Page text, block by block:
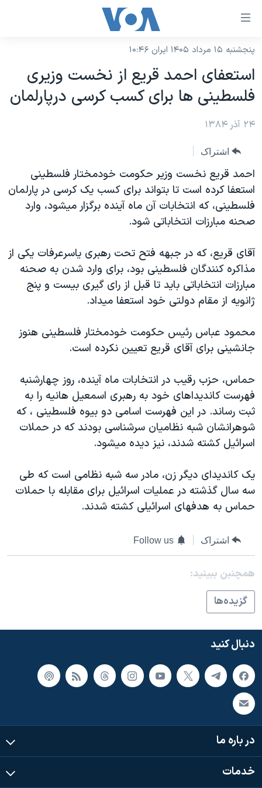
لینکهای
دسترسی
جهش
محتوای
اصلی
صفحه
اصلی
جهش
جستجو
نسخه سبک وب‌سایت
موضوع ها
ایران
آمریکا
جهان
ورزشی
گزیده‌ها
ویدیوها
فرهنگ و زندگی
حقوق شهروندی
علم و فناوری
گالری عکس
آرشیو پخش زنده
برنامه های تلویزیونی
جدول برنامه ها
صفحه‌های ویژه
جام جهانی ۲۰۲۶
عملیات خشم حماسی
بایگانی برنامه‌های تلویزیونی
مستندها
انتخابات ریاست جمهوری آمریکا ۲۰۲۴
رمز مهسا
اعتراضات زن، زندگی، آزادی
مجموعه مستندهای دادخواهی
تریبونال مردمی آبان ۹۸
دادگاه حمید نوری
قانون شفافیت دارائی کادر رهبری ایران
اعتراضات مردمی آبان ۹۸
نرگس محمدی برنده جایزه نوبل صلح
همایش محافظه‌کاران آمریکا «سی‌پک»
صفحه‌های ویژه
سفر پرزیدنت ترامپ به چین
فرکانس‌های صدای آمریکا
پخش رادیویی
دنبال کنید
زبانهای مختلف
پنجشنبه ۱۵ مرداد ۱۴۰۵ ایران ۱۰:۴۶
استعفای احمد قريع از نخست وزيری
فلسطينی ها برای کسب کرسی درپارلمان
۲۴ آذر ۱۳۸۴
اشتراک
احمد قريع نخست وزير حکومت خودمختار فلسطينی
استعفا کرده است تا بتواند برای کسب يک کرسی در پارلمان
فلسطينی، که انتخابات آن ماه آينده برگزار ميشود، وارد
صحنه مبارزات انتخاباتی شود.
آقای قريع، که در جبهه فتح تحت رهبری ياسرعرفات يکی از
مذاکره کنندگان فلسطينی بود، برای وارد شدن به صحنه
مبارزات انتخاباتی بايد تا قبل از رای گيری بيست و پنج
ژانويه از مقام دولتی خود استعفا ميداد.
محمود عباس رئيس حکومت خودمختار فلسطينی هنوز
جانشينی برای آقای قريع تعيين نکرده است.
حماس، حزب رقيب در انتخابات ماه آينده، روز چهارشنبه
فهرست کانديداهای خود به رهبری اسمعيل هانيه را به
ثبت رساند. در اين فهرست اسامی دو بيوه فلسطينی ، که
شوهرانشان شبه نظاميان سرشناسی بودند که در حملات
اسرائيل کشته شدند، نيز ديده ميشود.
يک کانديدای ديگر زن، مادر سه شبه نظامی است که طی
سه سال گذشته در عمليات اسرائيل برای مقابله با حملات
حماس به هدفهای اسرائيلی کشته شدند.
اشتراک Follow us
همچنبن ببینید:
گزيده‌ها
دنبال کنید
در باره ما
خدمات